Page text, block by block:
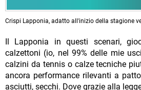
Crispi Lapponia, adatto all'inizio della stagione
Il Lapponia in questi scenari,
calzettoni (io, nel 99% delle mie
calzini da tennis o calze tecniche
ancora performance rilevanti a
asciutti, secchi. Dove grazie alla